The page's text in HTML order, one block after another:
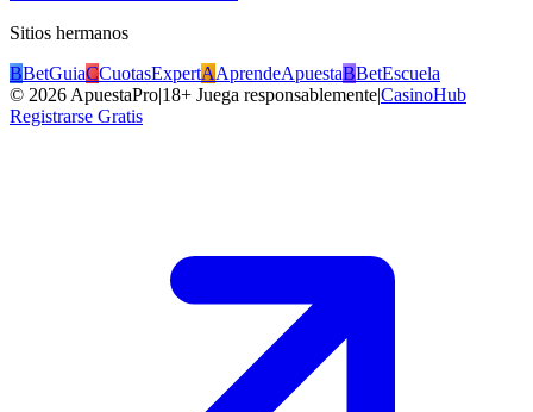
Sitios hermanos
BBetGuiaCCuotasExpertAAprendeApuestaBBetEscuela
© 2026 ApuestaPro|18+ Juega responsablemente|CasinoHub
Registrarse Gratis